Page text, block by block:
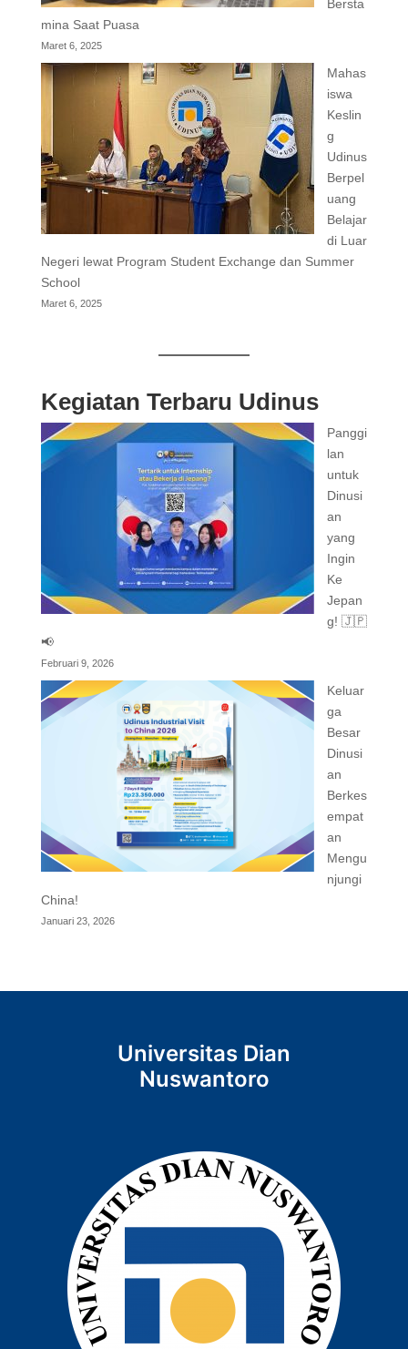
Bersta
mina Saat Puasa
Maret 6, 2025
Mahas
iswa
Keslin
g
Udinus
Berpel
uang
Belajar
di Luar
Negeri lewat Program Student Exchange dan Summer
School
Maret 6, 2025
Kegiatan Terbaru Udinus
Panggi
lan
untuk
Dinusi
an
yang
Ingin
Ke
Jepan
g! 🇯🇵
📢
Februari 9, 2026
Keluar
ga
Besar
Dinusi
an
Berkes
empat
an
Mengu
njungi
China!
Januari 23, 2026
Universitas Dian
Nuswantoro